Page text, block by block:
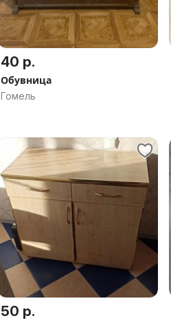
40 р.
Обувница
Гомель
50 р.